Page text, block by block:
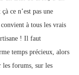
ce n’est pas une
à tous les vrais
! Il faut
temps précieux, alors
les forums, sur les